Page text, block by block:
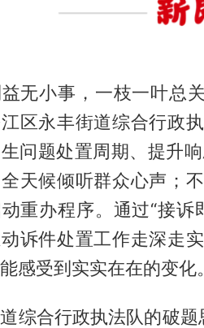
无小事，一枝一叶总
区永丰街道综合行政
问题处置周期、提升
天候倾听群众心声；
重办程序。通过“接
诉件处置工作走深走
感受到实实在在的变化。
综合行政执法队的破